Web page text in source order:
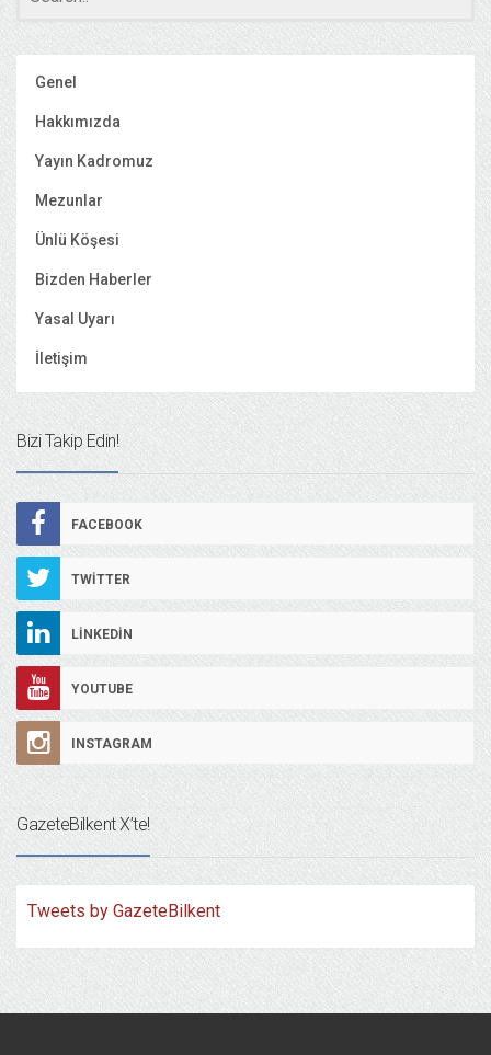
Genel
Hakkımızda
Yayın Kadromuz
Mezunlar
Ünlü Köşesi
Bizden Haberler
Yasal Uyarı
İletişim
Bizi Takip Edin!
FACEBOOK
TWITTER
LINKEDIN
YOUTUBE
INSTAGRAM
GazeteBilkent X’te!
Tweets by GazeteBilkent